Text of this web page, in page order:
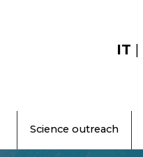
IT |
Science outreach